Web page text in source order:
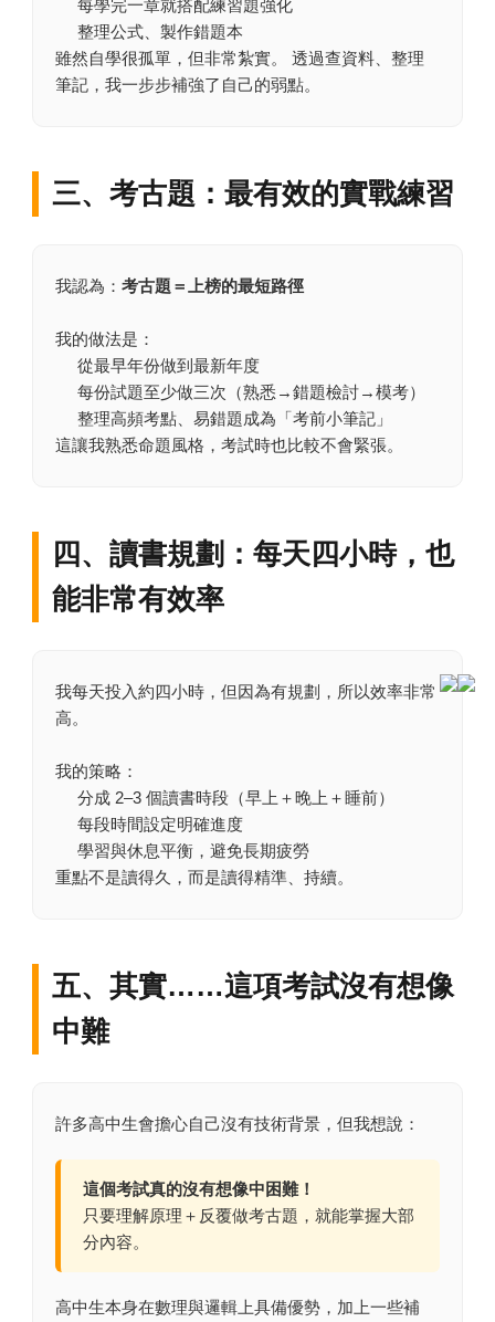
每學完一章就搭配練習題強化
整理公式、製作錯題本
雖然自學很孤單，但非常紮實。 透過查資料、整理
筆記，我一步步補強了自己的弱點。
三、考古題：最有效的實戰練習
我認為： 考古題＝上榜的最短路徑
我的做法是：
從最早年份做到最新年度
每份試題至少做三次（熟悉→錯題檢討→模考）
整理高頻考點、易錯題成為「考前小筆記」
這讓我熟悉命題風格，考試時也比較不會緊張。
四、讀書規劃：每天四小時，也
能非常有效率
我每天投入約四小時，但因為有規劃，所以效率非常
高。
我的策略：
分成 2–3 個讀書時段（早上＋晚上＋睡前）
每段時間設定明確進度
學習與休息平衡，避免長期疲勞
重點不是讀得久，而是讀得精準、持續。
五、其實……這項考試沒有想像
中難
許多高中生會擔心自己沒有技術背景，但我想說：
這個考試真的沒有想像中困難！
只要理解原理＋反覆做考古題，就能掌握大部
分內容。
高中生本身在數理與邏輯上具備優勢，加上一些補